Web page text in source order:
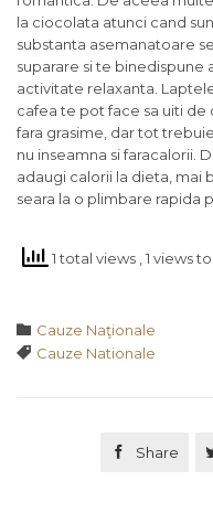
la ciocolata atunci cand
substanta asemanatoare
suparare si te binedispune
activitate relaxanta.
cafea te pot face sa uiti
fara grasime, dar tot
nu inseamna si faracalorii.
adaugi calorii la dieta, mai
seara la o plimbare rapida
1 total views , 1 views
 Category
Cauze Naţionale
 Tags
Cauze Nationale
 Share